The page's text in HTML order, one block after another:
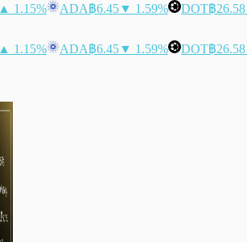
▲ 1.15% ADA฿6.45▼ 1.59% DOT฿26.58
▲ 1.15% ADA฿6.45▼ 1.59% DOT฿26.58